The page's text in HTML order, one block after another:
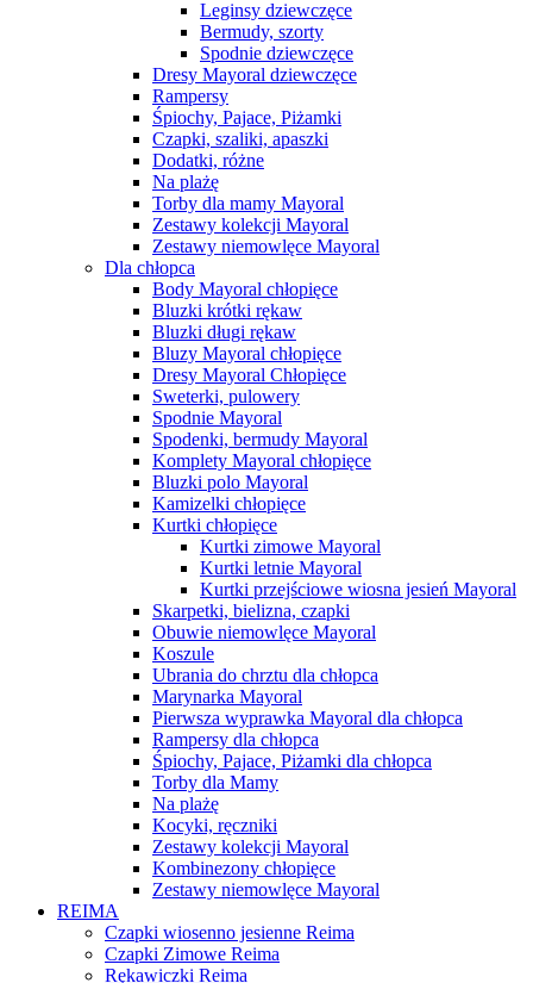
Leginsy dziewczęce
Bermudy, szorty
Spodnie dziewczęce
Dresy Mayoral dziewczęce
Rampersy
Śpiochy, Pajace, Piżamki
Czapki, szaliki, apaszki
Dodatki, różne
Na plażę
Torby dla mamy Mayoral
Zestawy kolekcji Mayoral
Zestawy niemowlęce Mayoral
Dla chłopca
Body Mayoral chłopięce
Bluzki krótki rękaw
Bluzki długi rękaw
Bluzy Mayoral chłopięce
Dresy Mayoral Chłopięce
Sweterki, pulowery
Spodnie Mayoral
Spodenki, bermudy Mayoral
Komplety Mayoral chłopięce
Bluzki polo Mayoral
Kamizelki chłopięce
Kurtki chłopięce
Kurtki zimowe Mayoral
Kurtki letnie Mayoral
Kurtki przejściowe wiosna jesień Mayoral
Skarpetki, bielizna, czapki
Obuwie niemowlęce Mayoral
Koszule
Ubrania do chrztu dla chłopca
Marynarka Mayoral
Pierwsza wyprawka Mayoral dla chłopca
Rampersy dla chłopca
Śpiochy, Pajace, Piżamki dla chłopca
Torby dla Mamy
Na plażę
Kocyki, ręczniki
Zestawy kolekcji Mayoral
Kombinezony chłopięce
Zestawy niemowlęce Mayoral
REIMA
Czapki wiosenno jesienne Reima
Czapki Zimowe Reima
Rękawiczki Reima